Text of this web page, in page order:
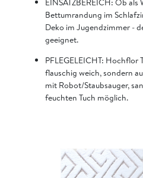
Bettumrandung im
Deko im Jugendzimmer -
geeignet.
PFLEGELEICHT: Hochflor
flauschig weich, sondern
mit Robot/Staubsauger,
feuchten Tuch möglich.